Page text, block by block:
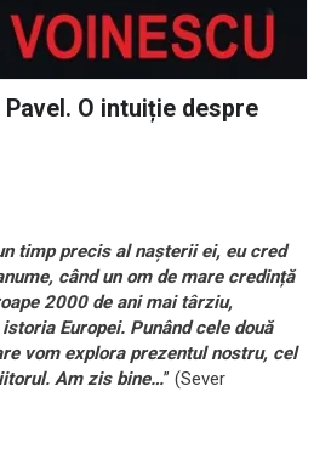
O intuiție despre
timp precis al nașterii ei, eu cred
când un om de mare credință
2000 de ani mai târziu,
Europei. Punând cele două
vom explora prezentul nostru, cel
Am zis bine…” (Sever